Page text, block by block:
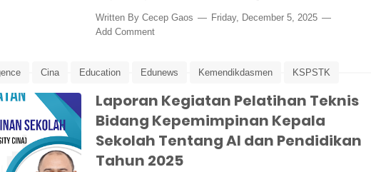
Written By Cecep Gaos
Friday, December 5, 2025
Add Comment
Cina Education Edunews Kemendikdasmen KSPSTK
LPDP Microcredential Peking University Pelatihan Pelatihan Kepala Sekolah
Laporan Kegiatan Pelatihan Teknis
Bidang Kepemimpinan Kepala
Sekolah Tentang AI dan Pendidikan
Tahun 2025